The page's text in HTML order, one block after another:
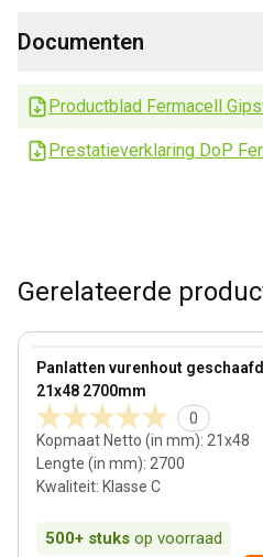
Documenten
Productblad Fermacell
Prestatieverklaring DoP
Gerelateerde
Panlatten vurenhout geschaafd
21x48 2700mm
0
Kopmaat Netto (in mm): 21x48
Lengte (in mm): 2700
Kwaliteit: Klasse C
500+ stuks op voorraad
View product